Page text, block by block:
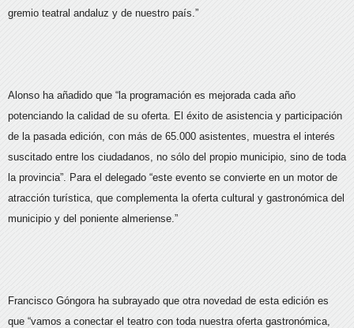
gremio teatral andaluz y de nuestro país.”
Alonso ha añadido que “la programación es mejorada cada año
potenciando la calidad de su oferta. El éxito de asistencia y participación
de la pasada edición, con más de 65.000 asistentes, muestra el interés
suscitado entre los ciudadanos, no sólo del propio municipio, sino de toda
la provincia”. Para el delegado “este evento se convierte en un motor de
atracción turística, que complementa la oferta cultural y gastronómica del
municipio y del poniente almeriense.”
Francisco Góngora ha subrayado que otra novedad de esta edición es
que “vamos a conectar el teatro con toda nuestra oferta gastronómica,